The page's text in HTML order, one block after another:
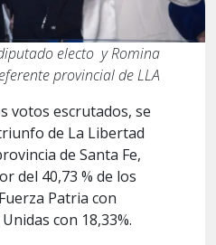
electo y Romina
provincial de LLA
votos escrutados, se
de La Libertad
de Santa Fe,
del 40,73 % de los
Patria con
con 18,33%.